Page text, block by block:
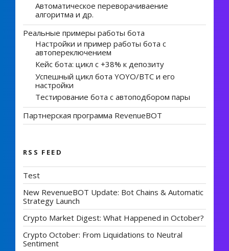
Автоматическое переворачиваение
алгоритма и др.
Реальные примеры работы бота
Настройки и пример работы бота с
автопереключением
Кейс бота: цикл с +38% к депозиту
Успешный цикл бота YOYO/BTC и его
настройки
Тестирование бота с автоподбором пары
Партнерская программа RevenueBOT
RSS FEED
Test
New RevenueBOT Update: Bot Chains & Automatic
Strategy Launch
Crypto Market Digest: What Happened in October?
Crypto October: From Liquidations to Neutral
Sentiment